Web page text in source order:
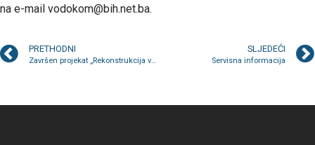
na e-mail vodokom@bih.net.ba.
PRETHODNI
Završen projekat „Rekonstrukcija vodovoda Ponijeri II“
SLJEDEĆI
Servisna informacija